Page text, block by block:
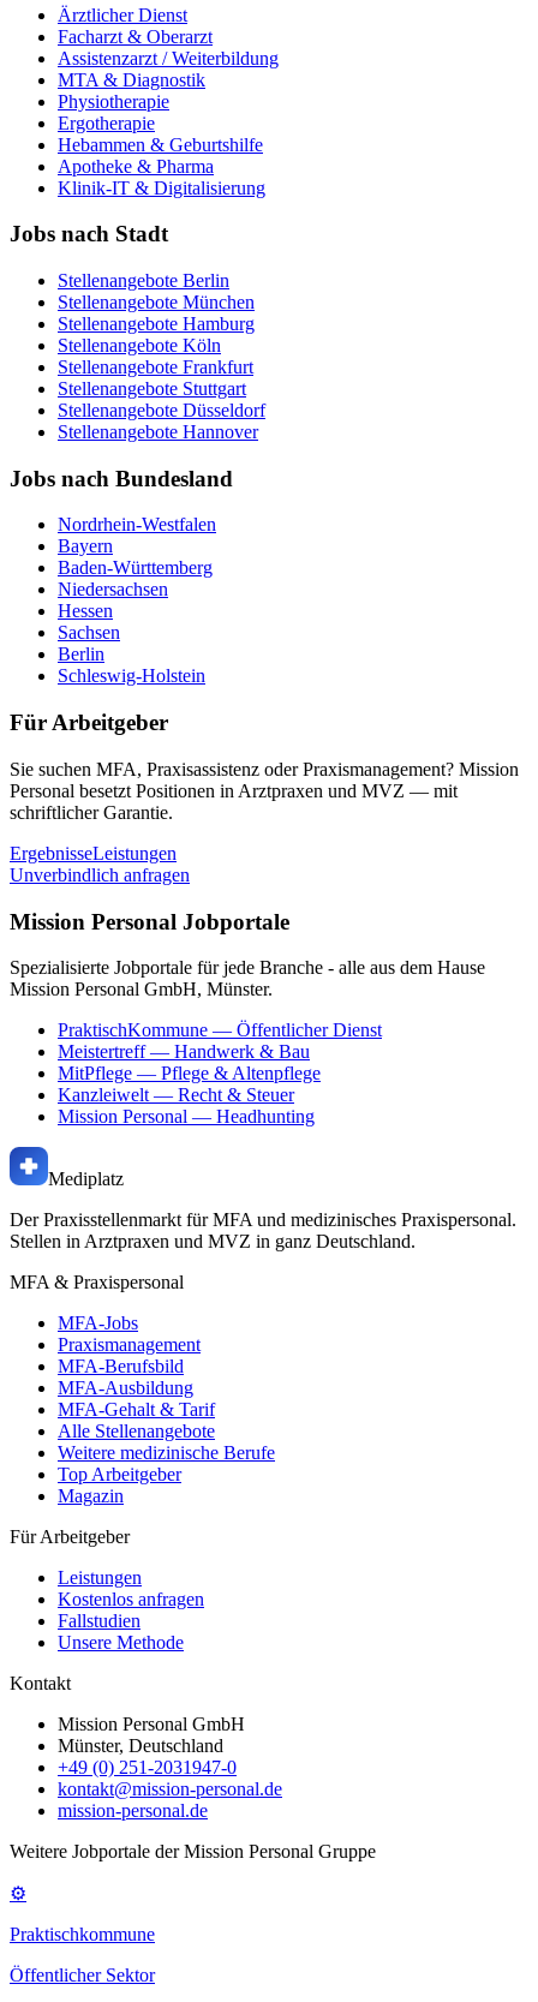
Ärztlicher Dienst
Facharzt & Oberarzt
Assistenzarzt / Weiterbildung
MTA & Diagnostik
Physiotherapie
Ergotherapie
Hebammen & Geburtshilfe
Apotheke & Pharma
Klinik-IT & Digitalisierung
Jobs nach Stadt
Stellenangebote Berlin
Stellenangebote München
Stellenangebote Hamburg
Stellenangebote Köln
Stellenangebote Frankfurt
Stellenangebote Stuttgart
Stellenangebote Düsseldorf
Stellenangebote Hannover
Jobs nach Bundesland
Nordrhein-Westfalen
Bayern
Baden-Württemberg
Niedersachsen
Hessen
Sachsen
Berlin
Schleswig-Holstein
Für Arbeitgeber
Sie suchen MFA, Praxisassistenz oder Praxismanagement? Mission
Personal besetzt Positionen in Arztpraxen und MVZ — mit
schriftlicher Garantie.
ErgebnisseLeistungen
Unverbindlich anfragen
Mission Personal Jobportale
Spezialisierte Jobportale für jede Branche - alle aus dem Hause
Mission Personal GmbH, Münster.
PraktischKommune — Öffentlicher Dienst
Meistertreff— Handwerk & Bau
MitPflege — Pflege & Altenpflege
Kanzleiwelt — Recht & Steuer
Mission Personal — Headhunting
Mediplatz
Der Praxisstellenmarkt für MFA und medizinisches Praxispersonal.
Stellen in Arztpraxen und MVZ in ganz Deutschland.
MFA & Praxispersonal
MFA-Jobs
Praxismanagement
MFA-Berufsbild
MFA-Ausbildung
MFA-Gehalt & Tarif
Alle Stellenangebote
Weitere medizinische Berufe
Top Arbeitgeber
Magazin
Für Arbeitgeber
Leistungen
Kostenlos anfragen
Fallstudien
Unsere Methode
Kontakt
Mission Personal GmbH
Münster, Deutschland
+49 (0) 251-2031947-0
kontakt@mission-personal.de
mission-personal.de
Weitere Jobportale der Mission Personal Gruppe
⚙
Praktischkommune
Öffentlicher Sektor